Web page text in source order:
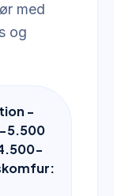
med
og
-
5.500